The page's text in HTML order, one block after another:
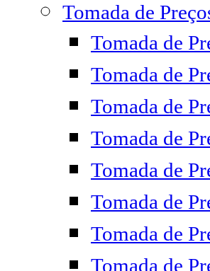
Tomada de
Tomada de
Tomada de
Tomada de
Tomada de
Tomada de
Tomada de
Tomada de
Tomada de